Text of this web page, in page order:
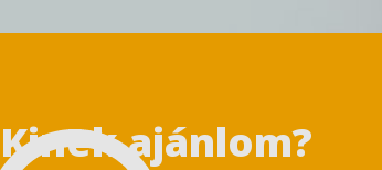
Kinek ajánlom?